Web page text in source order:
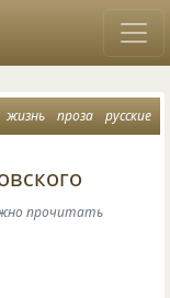
жизнь проза русские
прочитать